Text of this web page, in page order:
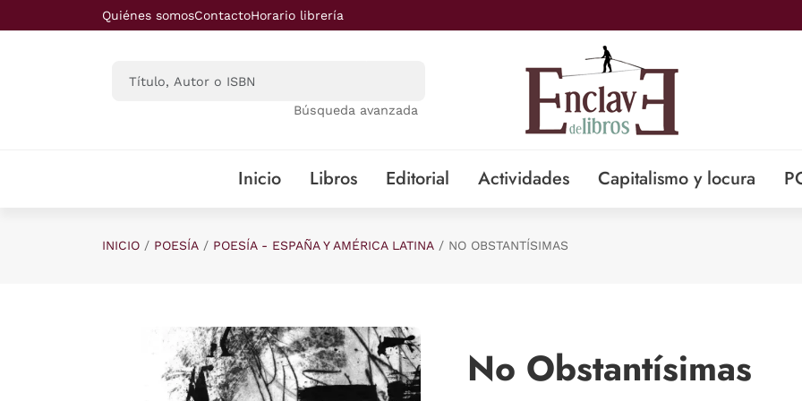
Saltar al contenido principal
Quiénes somosContactoHorario librería
Búsqueda avanzada
Inicio Libros Editorial Actividades Capitalismo y locura
INICIO POESÍA POESÍA - ESPAÑA Y AMÉRICA LATINA NO OBSTANTÍSIMAS
No Obstantísimas